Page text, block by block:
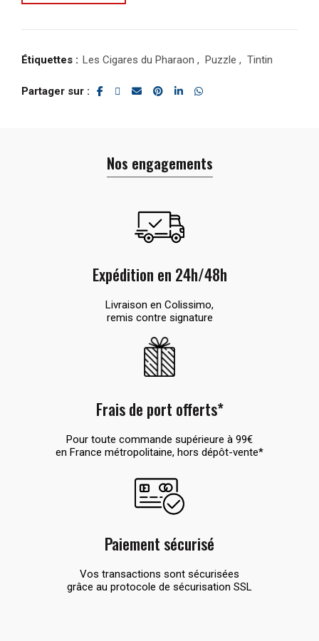
Étiquettes : Les Cigares du Pharaon , Puzzle , Tintin
Partager sur
Nos engagements
Expédition en 24h/48h
Livraison en Colissimo,
remis contre signature
Frais de port offerts*
Pour toute commande supérieure à 99€
en France métropolitaine, hors dépôt-vente*
Paiement sécurisé
Vos transactions sont sécurisées
grâce au protocole de sécurisation SSL